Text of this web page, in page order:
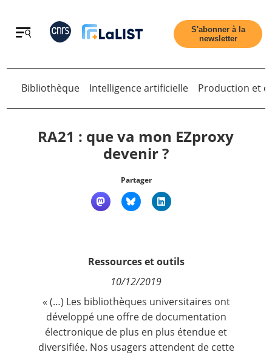
Retour
Nous suivre
S'abonner à la
newsletter
Retour
Bibliothèque Intelligence artificielle Production et
RA21 : que va mon EZproxy
devenir ?
Partager
Ressources et outils
10/12/2019
« (…) Les bibliothèques universitaires ont
développé une offre de documentation
électronique de plus en plus étendue et
diversifiée. Nos usagers attendent de cette